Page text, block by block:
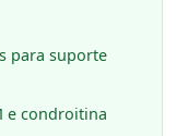
para suporte
e condroitina